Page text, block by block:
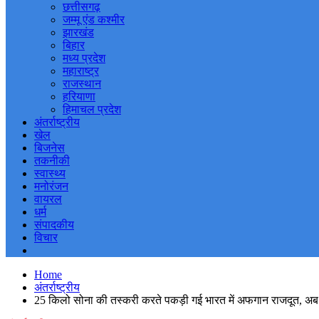
छत्तीसगढ़
जम्मू एंड कश्मीर
झारखंड
बिहार
मध्य प्रदेश
महाराष्ट्र
राजस्थान
हरियाणा
हिमाचल प्रदेश
अंतर्राष्ट्रीय
खेल
बिजनेस
तकनीकी
स्वास्थ्य
मनोरंजन
वायरल
धर्म
संपादकीय
विचार
Home
अंतर्राष्ट्रीय
25 किलो सोना की तस्करी करते पकड़ी गई भारत में अफगान राजदूत,